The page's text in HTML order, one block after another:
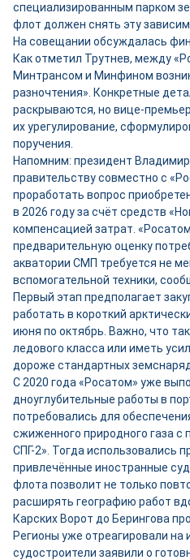
специализированным парком
флот должен снять эту
На совещании обсуждалась
Как отметил Трутнев, между
Минтрансом и Минфином
разночтения». Конкретные
раскрываются, но вице-
их урегулирование,
поручения.
Напомним: президент
правительству совместно с
проработать вопрос
в 2026 году за счёт средств
компенсацией затрат.
предварительную оценку
акватории СМП требуется не
вспомогательной техники,
Первый этап предполагает
работать в короткий
июня по октябрь. Важно, что
ледового класса или иметь
дороже стандартных
С 2020 года «Росатом» уже
дноуглубительные работы в
потребовались для
сжиженного природного газа с
СПГ-2». Тогда использовались
привлечённые иностранные
флота позволит не только
расширять географию работ
Карских Ворот до Берингова
Регионы уже отреагировали на
судостроители заявили о